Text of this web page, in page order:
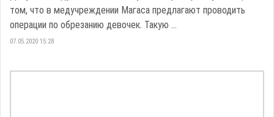
том, что в медучреждении Магаса предлагают проводить
операции по обрезанию девочек. Такую ...
07.05.2020 15:28